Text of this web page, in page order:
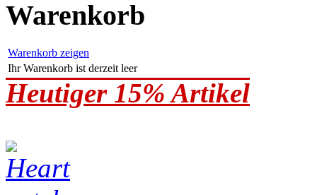
Warenkorb
Warenkorb zeigen
Ihr Warenkorb ist derzeit leer
Heutiger 15% Artikel